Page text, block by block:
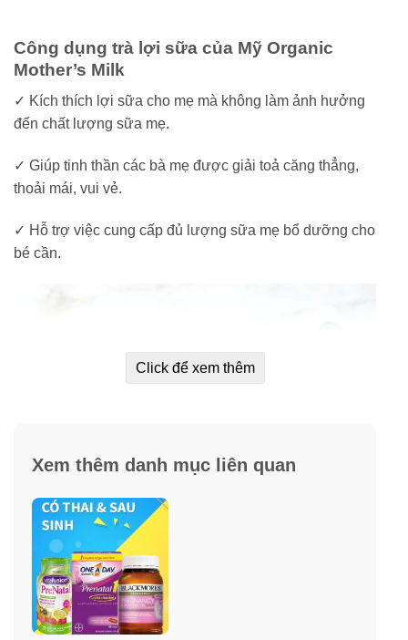
Công dụng trà lợi sữa của Mỹ Organic
Mother’s Milk
✓ Kích thích lợi sữa cho mẹ mà không làm ảnh hưởng
đến chất lượng sữa mẹ.
✓ Giúp tinh thần các bà mẹ được giải toả căng thẳng,
thoải mái, vui vẻ.
✓ Hỗ trợ việc cung cấp đủ lượng sữa mẹ bổ dưỡng cho
bé cần.
Đối tượng sử dụng trà lợi sữa của Mỹ
Click để xem thêm
Xem thêm danh mục liên quan